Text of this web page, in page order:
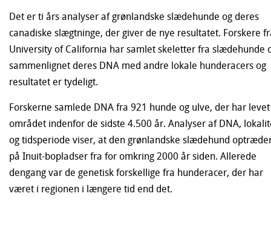
Det er ti års analyser af grønlandske slædehunde og deres
canadiske slægtninge, der giver de nye resultatet. Forskere
University of California har samlet skeletter fra slædehunde
sammenlignet deres DNA med andre lokale hunderacers og
resultatet er tydeligt.
Forskerne samlede DNA fra 921 hunde og ulve, der har
området indenfor de sidste 4.500 år. Analyser af DNA,
og tidsperiode viser, at den grønlandske slædehund
på Inuit-bopladser fra for omkring 2000 år siden. Allerede
dengang var de genetisk forskellige fra hunderacer, der har
været i regionen i længere tid end det.